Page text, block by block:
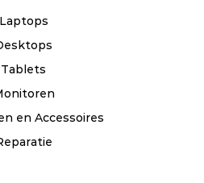
Laptops
Tablets
en Accessoires